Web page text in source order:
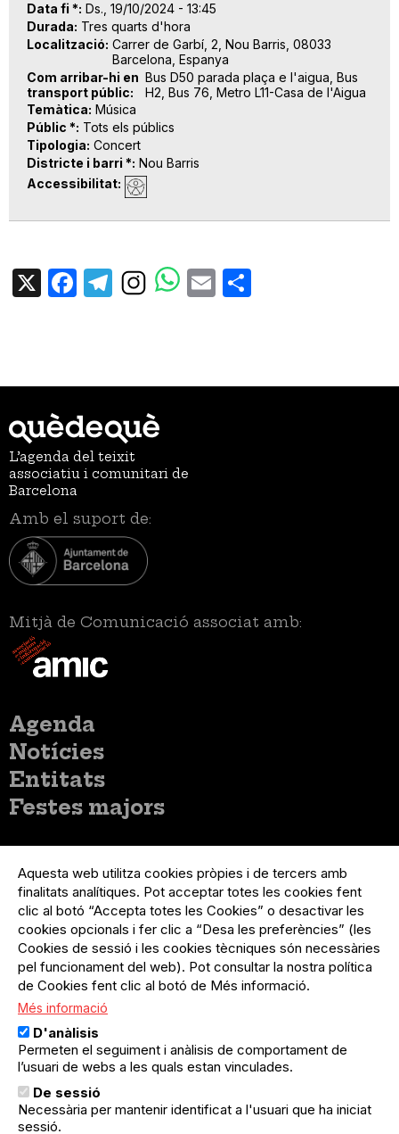
Data fi * Ds., 19/10/2024 - 13:45
Durada Tres quarts d'hora
Localització Carrer de Garbí, 2, Nou Barris, 08033
Barcelona, Espanya
Com arribar-hi en
transport públic
Bus D50 parada plaça e l'aigua, Bus
H2, Bus 76, Metro L11-Casa de l'Aigua
Temàtica Música
Públic * Tots els públics
Tipologia Concert
Districte i barri * Nou Barris
Accessibilitat
X Facebook
TelegramEmail
L’agenda del teixit
associatiu i comunitari de
Barcelona
Amb el suport de:
Mitjà de Comunicació associat amb:
Menú
principal
Agenda
Notícies
Entitats
Festes majors
del
compte
d'usuari
Menú
usuari
no
loggat
Registre organització
Menú
Peu
Sobre el projecte
Preguntes freqüents
Contacte
Menú
Legal
Política de privacitat
Avís legal
Política de cookies
El Quèdequè no es fa responsable de les activitats
programades; en són responsables els col·lectius
organitzadors.
Aquesta web utilitza cookies pròpies i de tercers amb
finalitats analítiques. Pot acceptar totes les cookies fent
clic al botó “Accepta totes les Cookies” o desactivar les
cookies opcionals i fer clic a “Desa les preferències” (les
Cookies de sessió i les cookies tècniques són necessàries
pel funcionament del web). Pot consultar la nostra política
de Cookies fent clic al botó de Més informació.
Més informació
D'anàlisis
Permeten el seguiment i anàlisis de comportament de
l’usuari de webs a les quals estan vinculades.
De sessió
Necessària per mantenir identificat a l'usuari que ha iniciat
sessió.